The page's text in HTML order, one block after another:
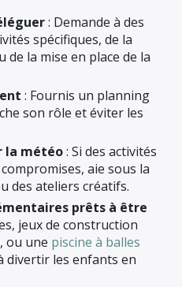
: Demande à des
spécifiques, de la
la mise en place de la
: Fournis un planning
son rôle et éviter les
la météo: Si des activités
aie sous la
des ateliers créatifs.
prêts à être
jeux de construction
ou une piscine à balles
divertir les enfants en